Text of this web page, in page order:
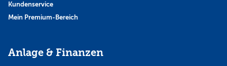
Kundenservice
Mein Premium-Bereich
Anlage & Finanzen